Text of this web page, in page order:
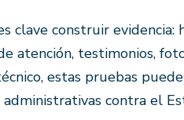
clave construir evidencia:
atención, testimonios,
estas pruebas
administrativas contra el